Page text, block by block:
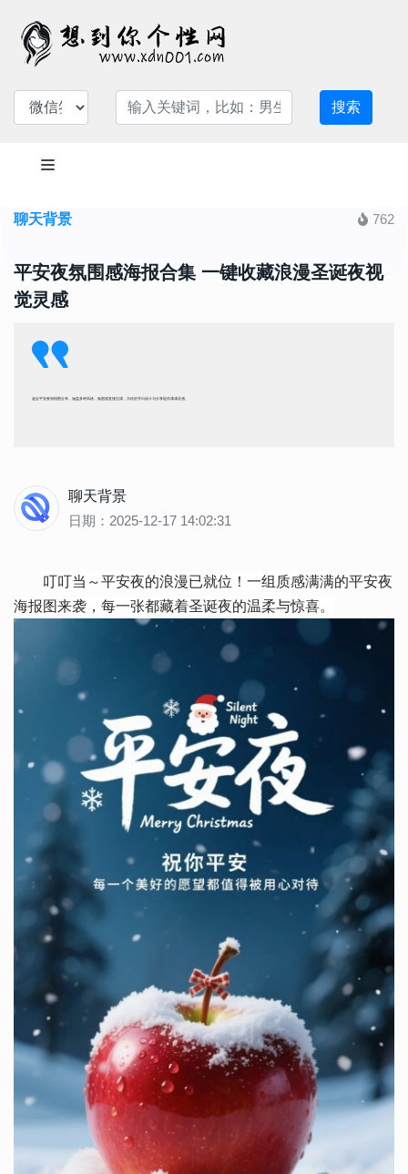
搜索
聊天背景 762
平安夜氛围感海报合集 一键收藏浪漫圣诞夜视
觉灵感
超全平安夜海报图分享，涵盖多种风格，氛围感直接拉满，为你的节日设计与分享提供满满灵感。
聊天背景
日期：2025-12-17 14:02:31
叮叮当～平安夜的浪漫已就位！一组质感满满的平安夜
海报图来袭，每一张都藏着圣诞夜的温柔与惊喜。